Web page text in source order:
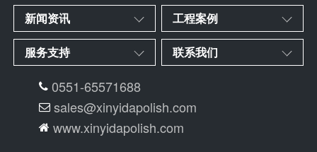
新闻资讯 工程案例
服务支持 联系我们
0551-65571688
sales@xinyidapolish.com
www.xinyidapolish.com